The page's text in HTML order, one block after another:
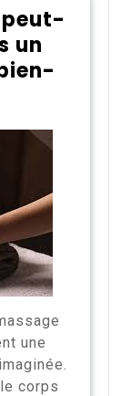
peut-
un
une
corps